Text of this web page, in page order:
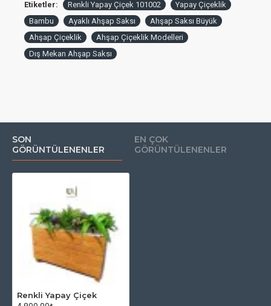
Daha fazlayapay çiçek çeşitlerine buradan ulaşabilirsiniz.
İsterseniz özel mekanlarınızda, balkon, teras, bahçe veya
isterseniz ticari mekanlarınızda kullanabilirsiniz.
Türkiye'nin her yerine gönderim sağlanmaktadır.**
Etiketler: Renkli Yapay Çiçek 101002
Yapay Çiçeklik
Bambu
Ayaklı Ahşap Saksı
Ahşap Saksı Büyük
Ahşap Çiçeklik
Ahşap Çiçeklik Modelleri
Dış Mekan Ahşap Saksı
SON
GÖRÜNTÜLENENLER
EN ÇOK
GÖRÜNTÜLENENLER
Renkli Yapay Çiçek